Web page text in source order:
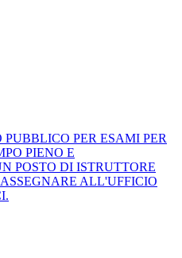
PER ESAMI PER
PIENO E
POSTO DI ISTRUTTORE
ALL'UFFICIO